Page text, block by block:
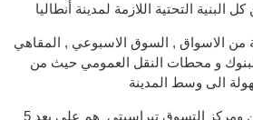
التحتية اللازمة لمدينة أنطاليا
من الاسواق , السوق الاسبوعي , المقاهي
و محطات النقل العمومي حيث من
الى وسط المدينة